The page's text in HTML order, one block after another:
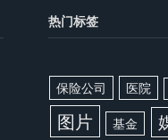
热门标签
保险公司 医院
图片 基金